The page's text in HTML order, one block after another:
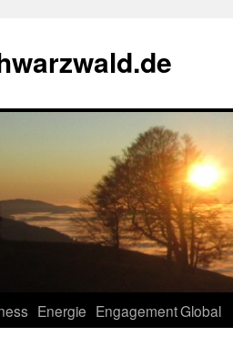
Energie EngagementGlobal